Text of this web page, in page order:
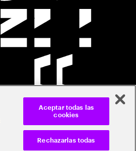
Rechazarlas todas
Aceptar todas las
cookies